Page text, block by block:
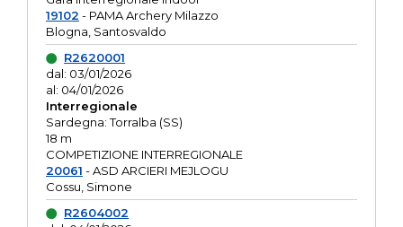
19102 - PAMA Archery Milazzo
Blogna, Santosvaldo
R2620001
dal: 03/01/2026
al: 04/01/2026
Interregionale
Sardegna: Torralba (SS)
18 m
COMPETIZIONE INTERREGIONALE
20061 - ASD ARCIERI MEJLOGU
Cossu, Simone
R2604002